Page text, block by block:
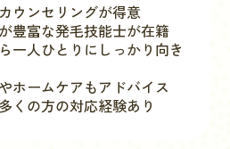
ウンセリングが得意
豊富な発毛技能士が在籍
一人ひとりにしっかり向き
ホームケアもアドバイス
くの方の対応経験あり